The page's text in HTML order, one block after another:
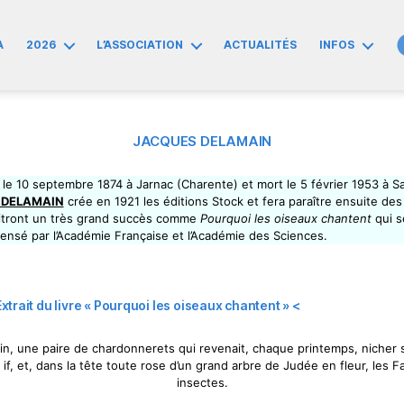
2026 L’ASSOCIATION ACTUALITÉS INFOS
JACQUES DELAMAIN
10 septembre 1874 à Jarnac (Charente) et mort le 5 février 1953 à
crée en 1921 les éditions Stock et fera paraître ensuite
un très grand succès comme Pourquoi les oiseaux chantent qui
par l’Académie Française et l’Académie des Sciences.
du livre « Pourquoi les oiseaux chantent » <
une paire de chardonnerets qui revenait, chaque printemps, nicher
if, et, dans la tête toute rose d’un grand arbre de Judée en fleur, les
insectes.